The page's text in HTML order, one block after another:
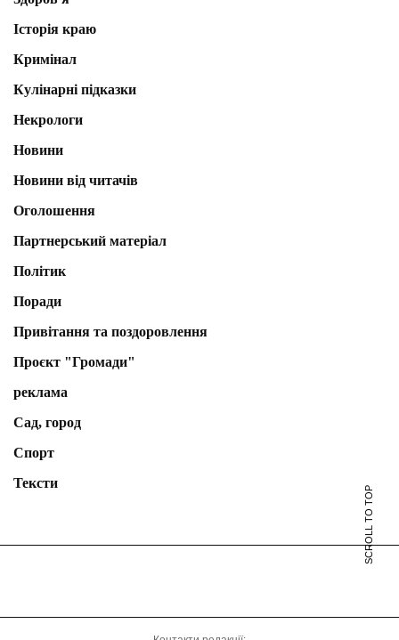
Історія краю
Кримінал
Кулінарні підказки
Некрологи
Новини
Новини від читачів
Оголошення
Партнерський матеріал
Політик
Поради
Привітання та поздоровлення
Проєкт "Громади"
реклама
Сад, город
Спорт
Тексти
SCROLL TO TOP